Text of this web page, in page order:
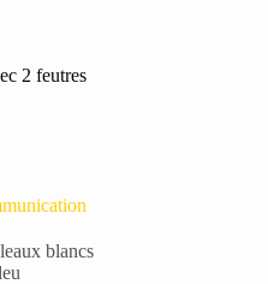
2 feutres
blancs